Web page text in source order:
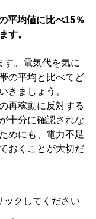
均値に比べ15％
す。
す。電気代を気に
の平均と比べてど
きましょう。
再稼動に反対する
十分に確認されな
めにも、電力不足
おくことが大切だ
ックしてください